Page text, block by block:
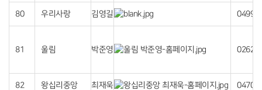
80 우리사랑 김영길 04996
81 울림 박준영 02624
82 왕십리중앙 최재욱 04700